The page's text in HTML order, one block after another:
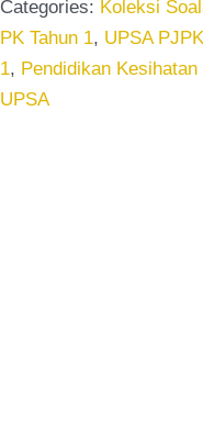
Categories: Koleksi
PK Tahun 1, UPSA PJPK
1, Pendidikan Kesihatan
UPSA